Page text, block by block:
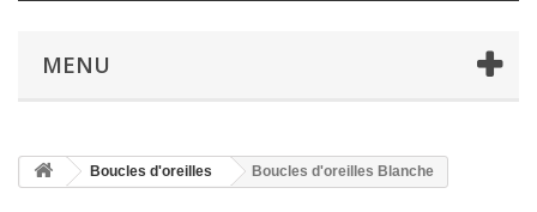
MENU
Boucles d'oreilles Boucles d'oreilles Blanche